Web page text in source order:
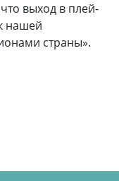
выход в плей-
нашей
страны».